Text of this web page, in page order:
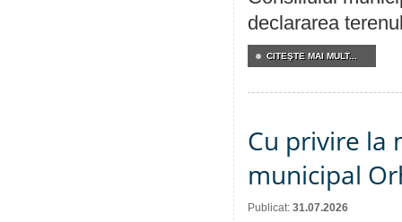
declararea
CITEŞTE MAI MULT...
Cu privire la
municipal
Publicat: 31.07.2026